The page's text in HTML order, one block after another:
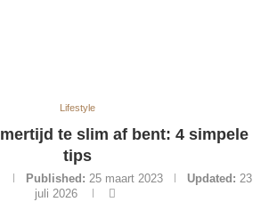
Lifestyle
te slim af bent: 4 simpele
tips
Published: 25 maart 2023 Updated: 23
juli 2026